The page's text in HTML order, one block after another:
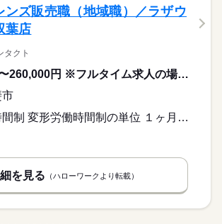
ンズ販売職（地域職）／ラザウ
葉店
クト
210,000円〜260,000円 ※フルタイム求人の場合は月額（換算額）、パート求人の場合は時間額を表示しています。
市
変形労働時間制 変形労働時間制の単位 １ヶ月単位 就業時間１ 9時30分〜19時00分 就業時間２ 10時30分〜20時00分 就業時間３ 11時30分〜21時00分 就業時間に関する特記事項 ・シフト制
を見る （ハローワークより転載）